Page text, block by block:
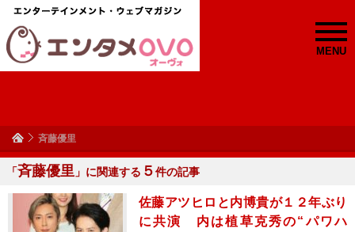
MENU
斉藤優里
「斉藤優里 」に関連する ５件の記事
佐藤アツヒロと内博貴が１２年ぶり
に共演 内は植草克秀の“パワハ